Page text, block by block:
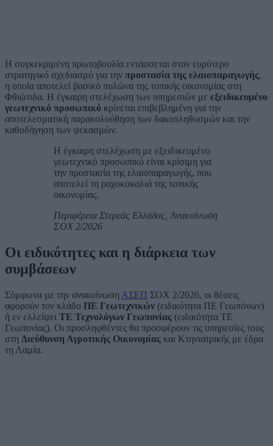
Η συγκεκριμένη πρωτοβουλία εντάσσεται στον ευρύτερο
στρατηγικό σχεδιασμό για την προστασία της ελαιοπαραγωγής,
η οποία αποτελεί βασικό πυλώνα της τοπικής οικονομίας στη
Φθιώτιδα. Η έγκαιρη στελέχωση των υπηρεσιών με εξειδικευμένο
γεωτεχνικό προσωπικό κρίνεται επιβεβλημένη για την
αποτελεσματική παρακολούθηση των δακοπληθυσμών και την
καθοδήγηση των ψεκασμών.
Η έγκαιρη στελέχωση με εξειδικευμένο
γεωτεχνικό προσωπικό είναι κρίσιμη για
την προστασία της ελαιοπαραγωγής, που
αποτελεί τη ραχοκοκαλιά της τοπικής
οικονομίας.
Περιφέρεια Στερεάς Ελλάδας, Ανακοίνωση
ΣΟΧ 2/2026
Οι ειδικότητες και η διάρκεια των
συμβάσεων
Σύμφωνα με την ανακοίνωση ΑΣΕΠ ΣΟΧ 2/2026, οι θέσεις
αφορούν τον κλάδο ΠΕ Γεωτεχνικών (ειδικότητα ΠΕ Γεωπόνων)
ή εν ελλείψει ΤΕ Τεχνολόγων Γεωπονίας (ειδικότητα ΤΕ
Γεωπονίας). Οι προσληφθέντες θα προσφέρουν τις υπηρεσίες τους
στη Διεύθυνση Αγροτικής Οικονομίας και Κτηνιατρικής με έδρα
τη Λαμία.